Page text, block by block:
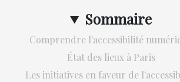
Sommaire
Comprendre l'accessibilité
État des lieux à Paris
Les initiatives en faveur de